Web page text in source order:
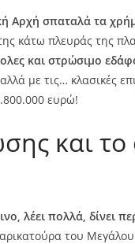
Αρχή σπαταλά τα
κάτω πλευράς της
και στρώσιμο
με τις… κλασικές
ευρώ!
και το
λέει πολλά, δίνει
του